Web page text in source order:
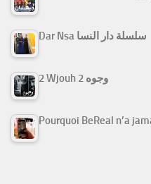
Dar Nsa سلسلة دار النسا
2 Wjouh 2 وجوه
Pourquoi BeReal n’a